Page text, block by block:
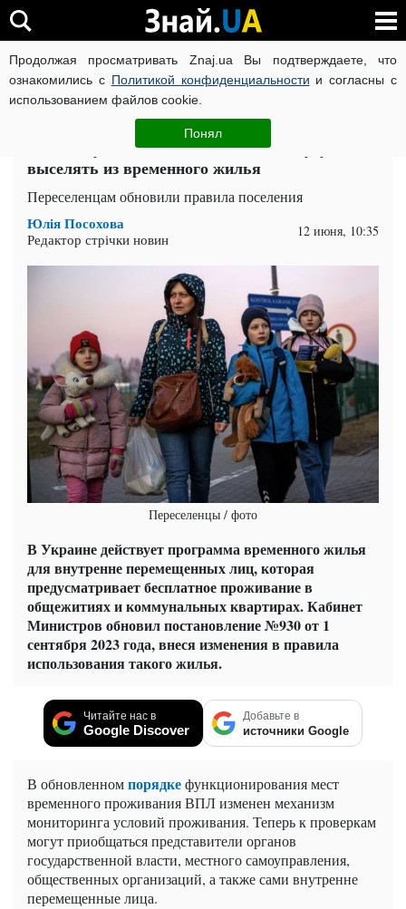
Продолжая просматривать Znaj.ua Вы подтверждаете, что
ознакомились с Политикой конфиденциальности и согласны с
использованием файлов cookie.
Понял
ВОЙНА РОССИИ ПРОТИВ УКРАИНЫ КОРОНАВИРУС В
ЧИТАТИ УКРАЇНСЬКОЮ
ВПЛ могут стать бездомными: кого будут
выселять из временного жилья
Переселенцам обновили правила поселения
Юлія Посохова
Редактор стрічки новин 12 июня, 10:35
Переселенцы / фото
В Украине действует программа временного жилья
для внутренне перемещенных лиц, которая
предусматривает бесплатное проживание в
общежитиях и коммунальных квартирах. Кабинет
Министров обновил постановление №930 от 1
сентября 2023 года, внеся изменения в правила
использования такого жилья.
Читайте нас в
Google Discover
Добавьте в
источники Google
В обновленномпорядкефункционирования мест
временного проживания ВПЛ изменен механизм
мониторинга условий проживания. Теперь к проверкам
могут приобщаться представители органов
государственной власти, местного самоуправления,
общественных организаций, а также сами внутренне
перемещенные лица.